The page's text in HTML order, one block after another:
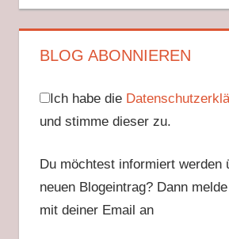
BLOG ABONNIEREN
Ich habe die
und stimme dieser zu.
Du möchtest informiert werden
neuen Blogeintrag? Dann
mit deiner Email an